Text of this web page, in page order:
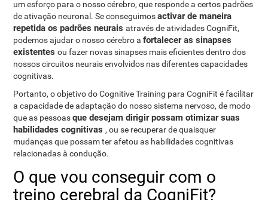
um esforço para o nosso cérebro, que responde a certos padrões
de ativação neuronal. Se conseguimosactivar de maneira
repetida os padrões neuraisatravés de atividades CogniFit,
podemos ajudar o nosso cérebro afortalecer as sinapses
existentesou fazer novas sinapses mais eficientes dentro dos
nossos circuitos neurais envolvidos nas diferentes capacidades
cognitivas.
Portanto, o objetivo do Cognitive Training para CogniFit é facilitar
a capacidade de adaptação do nosso sistema nervoso, de modo
que as pessoasque desejam dirigir possam otimizar suas
habilidades cognitivas , ou se recuperar de quaisquer
mudanças que possam ter afetou as habilidades cognitivas
relacionadas à condução.
O que vou conseguir com o
treino cerebral da CogniFit?